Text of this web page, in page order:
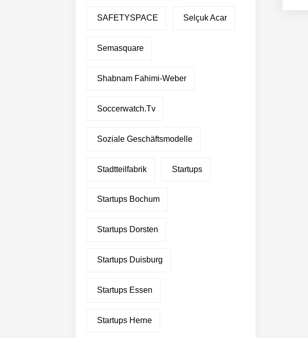
SAFETYSPACE Selçuk Acar
Semasquare
Shabnam Fahimi-Weber
Soccerwatch.tv
Soziale Geschäftsmodelle
Stadtteilfabrik Startups
Startups Bochum
Startups Dorsten
Startups Duisburg
Startups Essen
Startups Herne